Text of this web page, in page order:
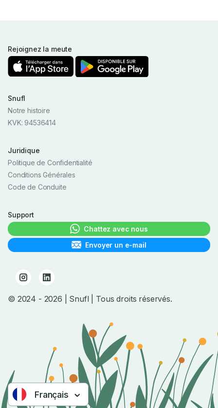
Français
Rejoignez la meute
Snufl
Notre histoire
KVK: 94536414
Juridique
Politique de Confidentialité
Conditions Générales
Code de Conduite
Support
Chattez avec nous
Envoyer un e-mail
© 2024 - 2026 | Snufl | Tous droits réservés.